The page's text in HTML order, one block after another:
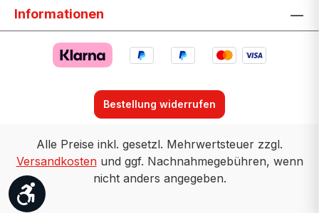
Informationen
Bestellung widerrufen
Alle Preise inkl. gesetzl. Mehrwertsteuer zzgl.
Versandkostenund ggf. Nachnahmegebühren, wenn
nicht anders angegeben.
Werkzeugleiste anzeigen